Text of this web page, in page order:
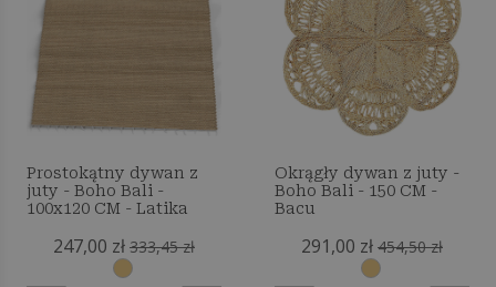
Prostokątny dywan z
juty - Boho Bali -
100x120 CM - Latika
247,00 zł 333,45 zł
Okrągły dywan z juty -
Boho Bali - 150 CM -
Bacu
291,00 zł 454,50 zł